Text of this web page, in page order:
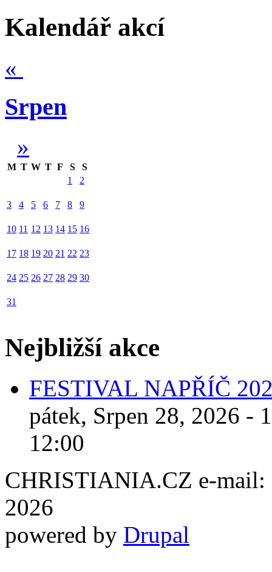
Kalendář akcí
«
Srpen
»
M T W T F S
S
1
2
3 4 5 6 7 8 9
10 11 12 13 14 15 16
17 18 19 20 21 22 23
24 25 26 27 28 29 30
31
Nejbližší akce
FESTIVAL NAPŘÍČ
pátek, Srpen 28, 2026 -
12:00
CHRISTIANIA.CZ e-mail:
2026
powered by Drupal